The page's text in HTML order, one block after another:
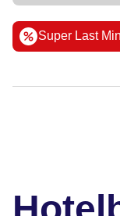
Super Last